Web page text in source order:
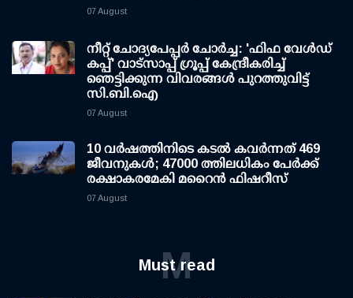
07 August
നീറ്റ് ചോദ്യപേപ്പര്‍ ചോര്‍ച്ച: 'ഫിഫ വേള്‍ഡ്
കപ്പ്' വാട്സാപ്പ് ഗ്രൂപ്പ് കേന്ദ്രീകരിച്ച്
ഞെട്ടിക്കുന്ന വിവരങ്ങള്‍ പുറത്തുവിട്ട്
സി.ബി.ഐ
07 August
10 വര്‍ഷത്തിനിടെ കടല്‍ കവര്‍ന്നത് 469
ജീവനുകള്‍; 47000 ത്തിലധികം പേര്‍ക്ക്
രക്ഷാകരമേകി മറൈന്‍ ഫിഷറീസ്
07 August
Must read
M